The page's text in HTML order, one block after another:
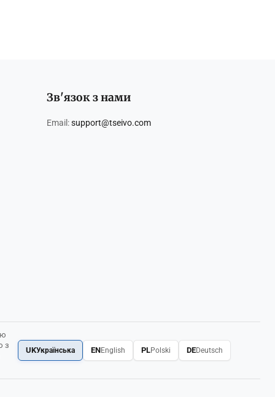
Зв'язок з нами
Email:support@tseivo.com
з
UKУкраїнська ENEnglish PLPolski DEDeutsch